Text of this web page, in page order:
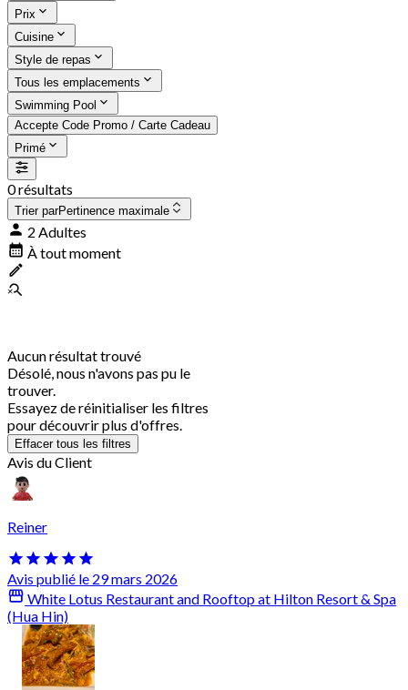
Prix
Cuisine
Style de repas
Tous les emplacements
Swimming Pool
Accepte Code Promo / Carte Cadeau
Primé
0 résultats
Trier parPertinence maximale
2 Adultes
À tout moment
Aucun résultat trouvé
Désolé, nous n'avons pas pu le
trouver.
Essayez de réinitialiser les filtres
pour découvrir plus d'offres.
Effacer tous les filtres
Avis du Client
Reiner
Avis publié le 29 mars 2026
White Lotus Restaurant and Rooftop at Hilton Resort & Spa
(Hua Hin)